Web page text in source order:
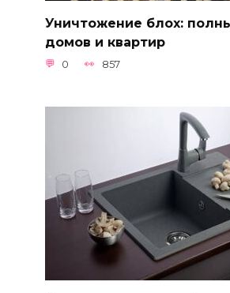
Уничтожение блох:
домов и квартир
0 857